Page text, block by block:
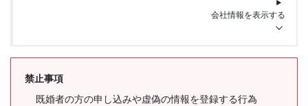
会社情報を表示する
禁止事項
既婚者の方の申し込みや虚偽の情報を登録する行為